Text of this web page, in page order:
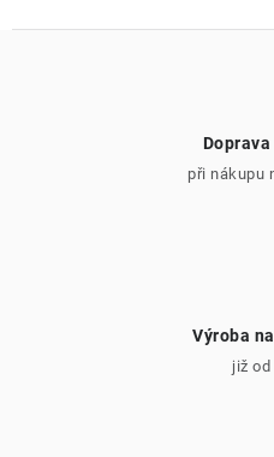
při nákupu
Výroba
již od